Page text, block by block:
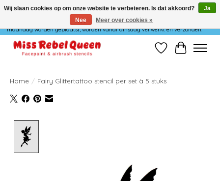
Wij verzenden niet op maandag. Bestellingen die in het weekend of op
maandag worden geplaatst, worden vanaf dinsdag verwerkt en verzonden.
Verlanglijst
Home / Fairy Glittertattoo stencil per set à 5 stuks
Wij slaan cookies op om onze website te verbeteren. Is dat akkoord?
Ja
Nee
Meer over cookies »